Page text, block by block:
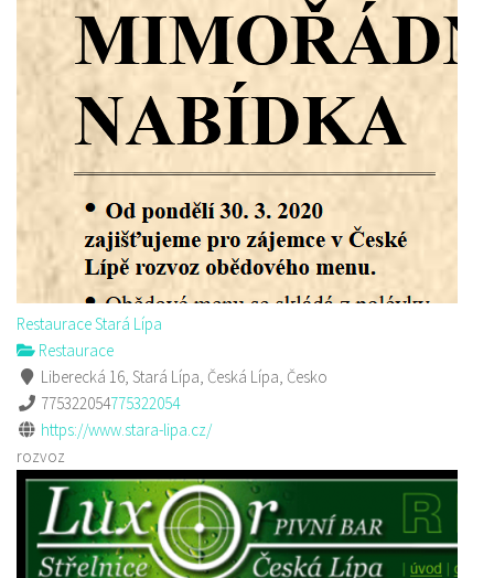
Restaurace Stará Lípa
Restaurace
Liberecká 16, Stará Lípa, Česká Lípa, Česko
775322054775322054
https://www.stara-lipa.cz/
rozvoz